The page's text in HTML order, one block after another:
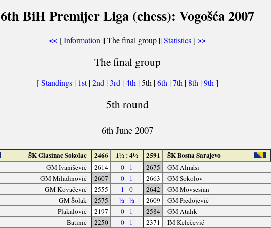
6th BiH Premijer Liga (chess): Vogošća 2007
<< [Information || The final group ||Statistics] >>
The final group
[Standings | 1st|2nd |3rd |4th | 5th |6th |7th | 8th |9th]
5th round
6th June 2007
ŠK Glasinac Sokolac 2466 1½ : 4½ 2591 ŠK Bosna Sarajevo
GM Ivanišević 2614 0 - 1 2675
GM Almási
GM Miladinović
2607 0 - 1 2663
GM Sokolov
GM Kovačević
2555 1 - 0 2642
GM Movsesian
GM Šolak
2575 ½ - ½ 2609
GM Predojević
Plakalović
2197 0 - 1 2584
GM Atalık
Batinić
2250 0 - 1 2371 IM Kelečević